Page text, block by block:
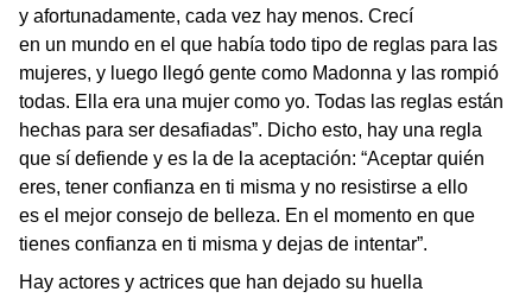
y afortunadamente, cada vez hay menos. Crecí
en un mundo en el que había todo tipo de reglas para las
mujeres, y luego llegó gente como Madonna y las rompió
todas. Ella era una mujer como yo. Todas las reglas están
hechas para ser desafiadas”. Dicho esto, hay una regla
que sí defiende y es la de la aceptación: “Aceptar quién
eres, tener confianza en ti misma y no resistirse a ello
es el mejor consejo de belleza. En el momento en que
tienes confianza en ti misma y dejas de intentar”.
Hay actores y actrices que han dejado su huella